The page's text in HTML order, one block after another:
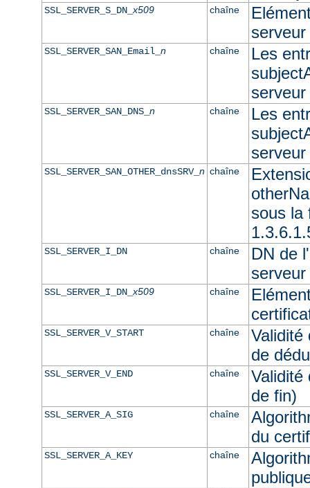
SSL_SERVER_S_DN_x509 chaîne
serveur
SSL_SERVER_SAN_Email_ n chaîne
Les
SSL_SERVER_SAN_DNS_ n chaîne
Les
SSL_SERVER_SAN_OTHER_dnsSRV_ n chaîne
sous la
SSL_SERVER_I_DN chaîne
DN de
serveur
SSL_SERVER_I_DN_x509 chaîne
SSL_SERVER_V_START chaîne
Validité
de
SSL_SERVER_V_END chaîne
Validité
de fin)
SSL_SERVER_A_SIG chaîne
du
SSL_SERVER_A_KEY chaîne